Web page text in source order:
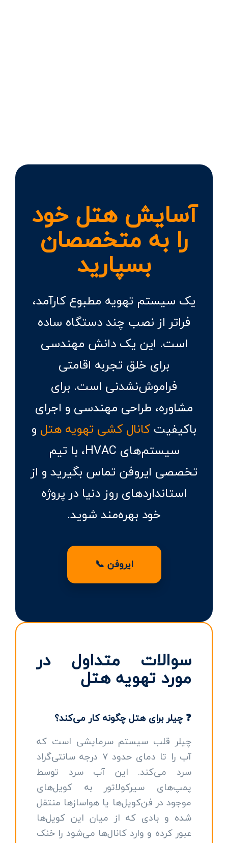
آسایش هتل خود
را به متخصصان
بسپارید
یک سیستم تهویه مطبوع کارآمد،
فراتر از نصب چند دستگاه ساده
است. این یک دانش مهندسی
برای خلق تجربه اقامتی
فراموش‌نشدنی است. برای
مشاوره، طراحی مهندسی و اجرای
باکیفیتکانال کشی تهویه هتل و
سیستم‌های HVAC، با تیم
تخصصی ایروفن تماس بگیرید و از
استانداردهای روز دنیا در پروژه
خود بهره‌مند شوید.
ایروفن 📞
سوالات متداول در
مورد تهویه هتل
❓ چیلر برای هتل چگونه کار می‌کند؟
چیلر قلب سیستم سرمایشی است که
آب را تا دمای حدود ۷ درجه سانتی‌گراد
سرد می‌کند. این آب سرد توسط
پمپ‌های سیرکولاتور به کویل‌های
موجود در فن‌کویل‌ها یا هواسازها منتقل
شده و بادی که از میان این کویل‌ها
عبور کرده و وارد کانال‌ها می‌شود را خنک